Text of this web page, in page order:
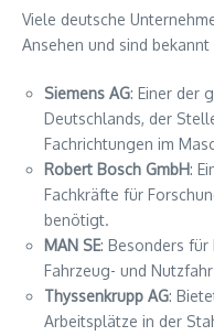
Viele deutsche
Ansehen und sind
Siemens AG: Einer der
Deutschlands, der
Fachrichtungen im
Robert Bosch GmbH:
Fachkräfte für
benötigt.
MAN SE: Besonders für
Fahrzeug- und
Thyssenkrupp AG:
Arbeitsplätze in der